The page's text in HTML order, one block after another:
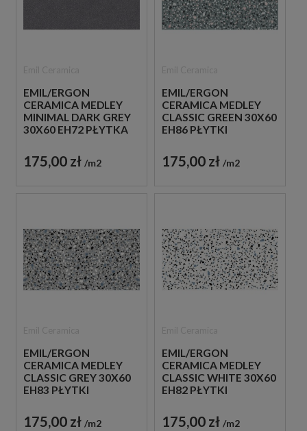
EMIL/ERGON
CERAMICA MEDLEY
MINIMAL DARK GREY
30X60 EH72 PŁYTKA
175,00 zł m2
EMIL/ERGON
CERAMICA MEDLEY
CLASSIC GREEN 30X60
EH86 PŁYTKI
175,00 zł m2
EMIL/ERGON
CERAMICA MEDLEY
CLASSIC GREY 30X60
EH83 PŁYTKI
175,00 zł m2
EMIL/ERGON
CERAMICA MEDLEY
CLASSIC WHITE 30X60
EH82 PŁYTKI
175,00 zł m2